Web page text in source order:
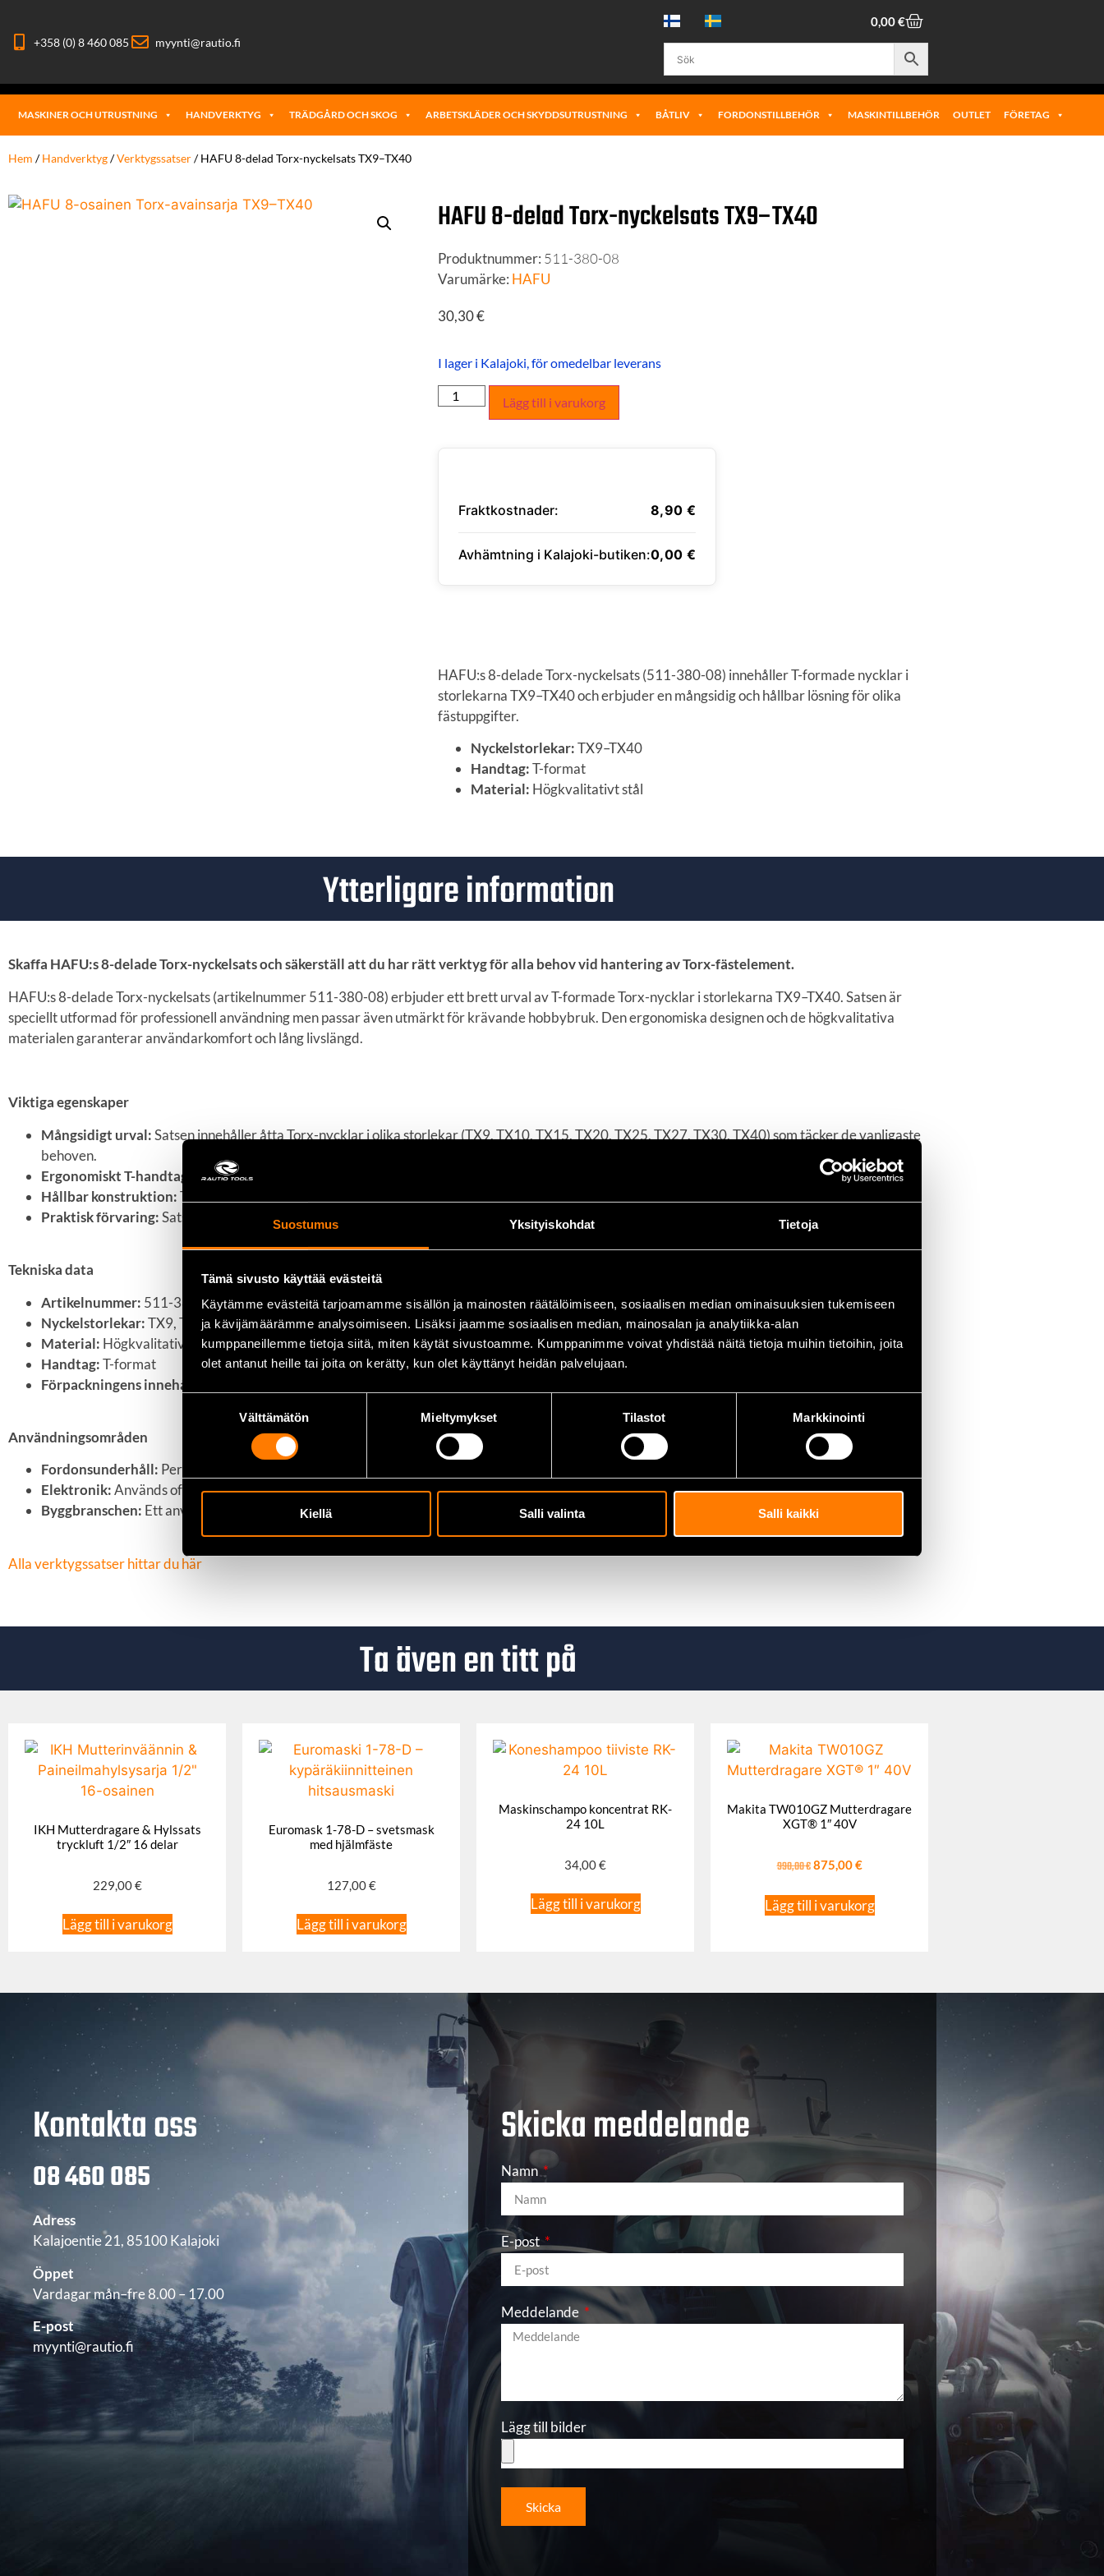
Suostumus Yksityiskohdat Tietoja
Tämä sivusto käyttää evästeitä
Käytämme evästeitä tarjoamamme sisällön ja mainosten räätälöimiseen, sosiaalisen median ominaisuuksien tukemiseen
ja kävijämäärämme analysoimiseen. Lisäksi jaamme sosiaalisen median, mainosalan ja analytiikka-alan
kumppaneillemme tietoja siitä, miten käytät sivustoamme. Kumppanimme voivat yhdistää näitä tietoja muihin tietoihin, joita
olet antanut heille tai joita on kerätty, kun olet käyttänyt heidän palvelujaan.
Välttämätön Mieltymykset Tilastot Markkinointi
Kiellä Salli valinta Salli kaikki
+358 (0) 8 460 085 myynti@rautio.fi
0,00€
MASKINER OCH UTRUSTNING HANDVERKTYG TRÄDGÅRD OCH SKOG ARBETSKLÄDER OCH SKYDDSUTRUSTNING BÅTLIV FORDONSTILLBEHÖR MASKINTILLBEHÖR OUTLET FÖRETAG
Hem /Handverktyg/Verktygssatser/ HAFU 8-delad Torx-nyckelsats TX9–TX40
HAFU 8-delad Torx-nyckelsats TX9–TX40
Produktnummer: 511-380-08
Varumärke: HAFU
30,30€
I lager i Kalajoki, för omedelbar leverans
Lägg till i varukorg
Fraktkostnader: 8,90 €
Avhämtning i Kalajoki-butiken:0,00 €
HAFU:s 8-delade Torx-nyckelsats (511-380-08) innehåller T-formade nycklar i
storlekarna TX9–TX40 och erbjuder en mångsidig och hållbar lösning för olika
fästuppgifter.
Nyckelstorlekar:TX9–TX40
Handtag:T-format
Material: Högkvalitativt stål
Ytterligare information
Skaffa HAFU:s 8-delade Torx-nyckelsats och säkerställ att du har rätt verktyg för alla behov vid hantering av Torx-fästelement.
HAFU:s 8-delade Torx-nyckelsats (artikelnummer 511-380-08) erbjuder ett brett urval av T-formade Torx-nycklar i storlekarna TX9–TX40. Satsen är
speciellt utformad för professionell användning men passar även utmärkt för krävande hobbybruk. Den ergonomiska designen och de högkvalitativa
materialen garanterar användarkomfort och lång livslängd.
Viktiga egenskaper
Mångsidigt urval:Satsen innehåller åtta Torx-nycklar i olika storlekar (TX9, TX10, TX15, TX20, TX25, TX27, TX30, TX40) som täcker de vanligaste
behoven.
Ergonomiskt T-handtag:
Det T-formade handtaget ger ett stadigt och bekvämt grepp, vilket förbättrar effektiviteten och minskar handtrötthet.
Hållbar konstruktion:Tillverkad av högkvalitativt stål som tål hård användning och ger lång livslängd.
Praktisk förvaring:Satsen levereras i ett smidigt ställ som håller nycklarna organiserade och lättillgängliga.
Tekniska data
Artikelnummer: 511-380-08
Nyckelstorlekar:TX9, TX10, TX15, TX20, TX25, TX27, TX30, TX40
Material: Högkvalitativt stål
Handtag:T-format
Förpackningens innehåll:
Användningsområden
Fordonsunderhåll: Perfekt för bil- och motorcykelreparationer och servicearbeten där Torx-fästelement är vanliga.
Elektronik:Används ofta vid montering och reparation av elektroniska enheter där precision och rätt storlek på verktygen krävs.
Byggbranschen: Ett användbart verktyg i byggprojekt där Torx-skruvar används för att fästa konstruktioner.
Alla verktygssatser hittar du här
Ta även en titt på
IKH Mutterdragare & Hylssats
tryckluft 1/2″ 16 delar
229,00€
Lägg till i varukorg
Euromask 1-78-D – svetsmask
med hjälmfäste
127,00€
Lägg till i varukorg
Maskinschampo koncentrat RK-
24 10L
34,00€
Lägg till i varukorg
Makita TW010GZ Mutterdragare
XGT® 1″ 40V
990,00€ 875,00€
Lägg till i varukorg
Kontakta oss
08 460 085
Adress
Kalajoentie 21, 85100 Kalajoki
Öppet
Vardagar mån–fre 8.00 – 17.00
E-post
myynti@rautio.fi
Skicka meddelande
Namn
E-post
Meddelande
Lägg till bilder
Skicka